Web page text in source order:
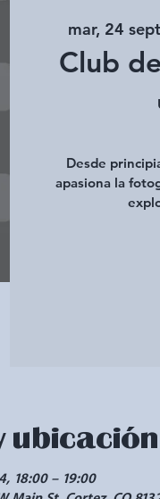
mar, 24 sept
Club
Desde
apasiona la
ubicación
18:00 – 19:00